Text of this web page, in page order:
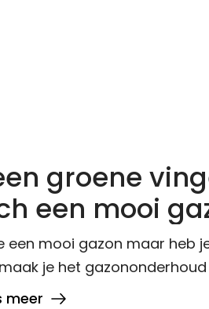
groene
een mooi
een mooi gazon maar heb
je het
meer